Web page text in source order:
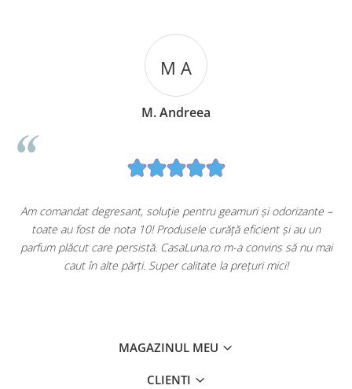
M A
M. Andreea
Am comandat degresant, soluție pentru geamuri și odorizante –
toate au fost de nota 10! Produsele curăță eficient și au un
parfum plăcut care persistă. CasaLuna.ro m-a convins să nu mai
caut în alte părți. Super calitate la prețuri mici!
MAGAZINUL MEU
CLIENTI